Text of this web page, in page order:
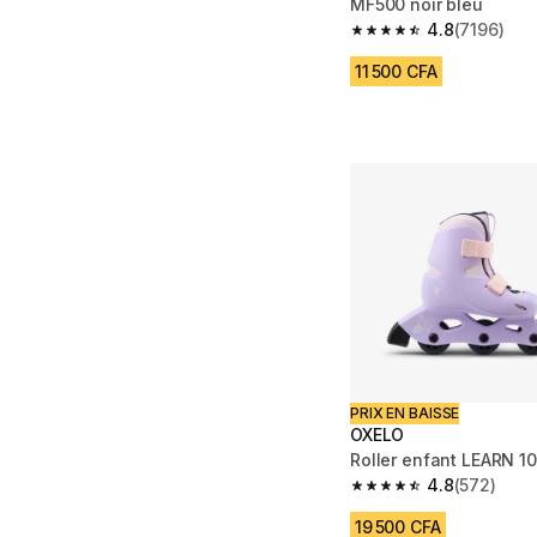
MF500 noir bleu
4.8
4.8 out of 5 stars from
(7196)
11 500 CFA
PRIX EN BAISSE
OXELO
Roller enfant LEARN
4.8
4.8 out of 5 stars from
(572)
19 500 CFA